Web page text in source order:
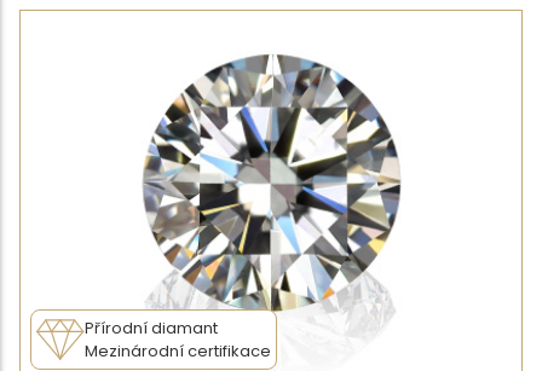
Přírodní diamant
Mezinárodní certifikace